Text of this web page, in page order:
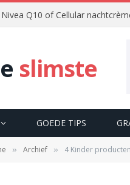
Nivea Q10 of Cellular
slimste
GOEDE TIPS
» Archief » 4 Kinder